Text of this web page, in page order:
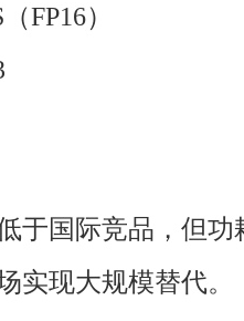
FP16）
于国际竞品，但
实现大规模替代。